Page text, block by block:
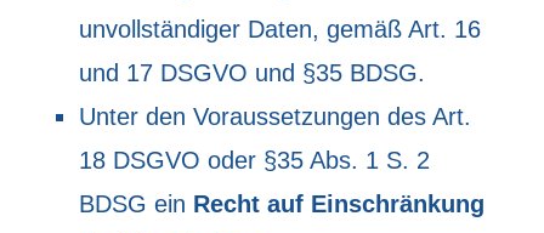
unvollständiger Daten, gemäß Art. 16
und 17 DSGVO und §35 BDSG.
Unter den Voraussetzungen des Art.
18 DSGVO oder §35 Abs. 1 S. 2
BDSG ein Recht auf Einschränkung